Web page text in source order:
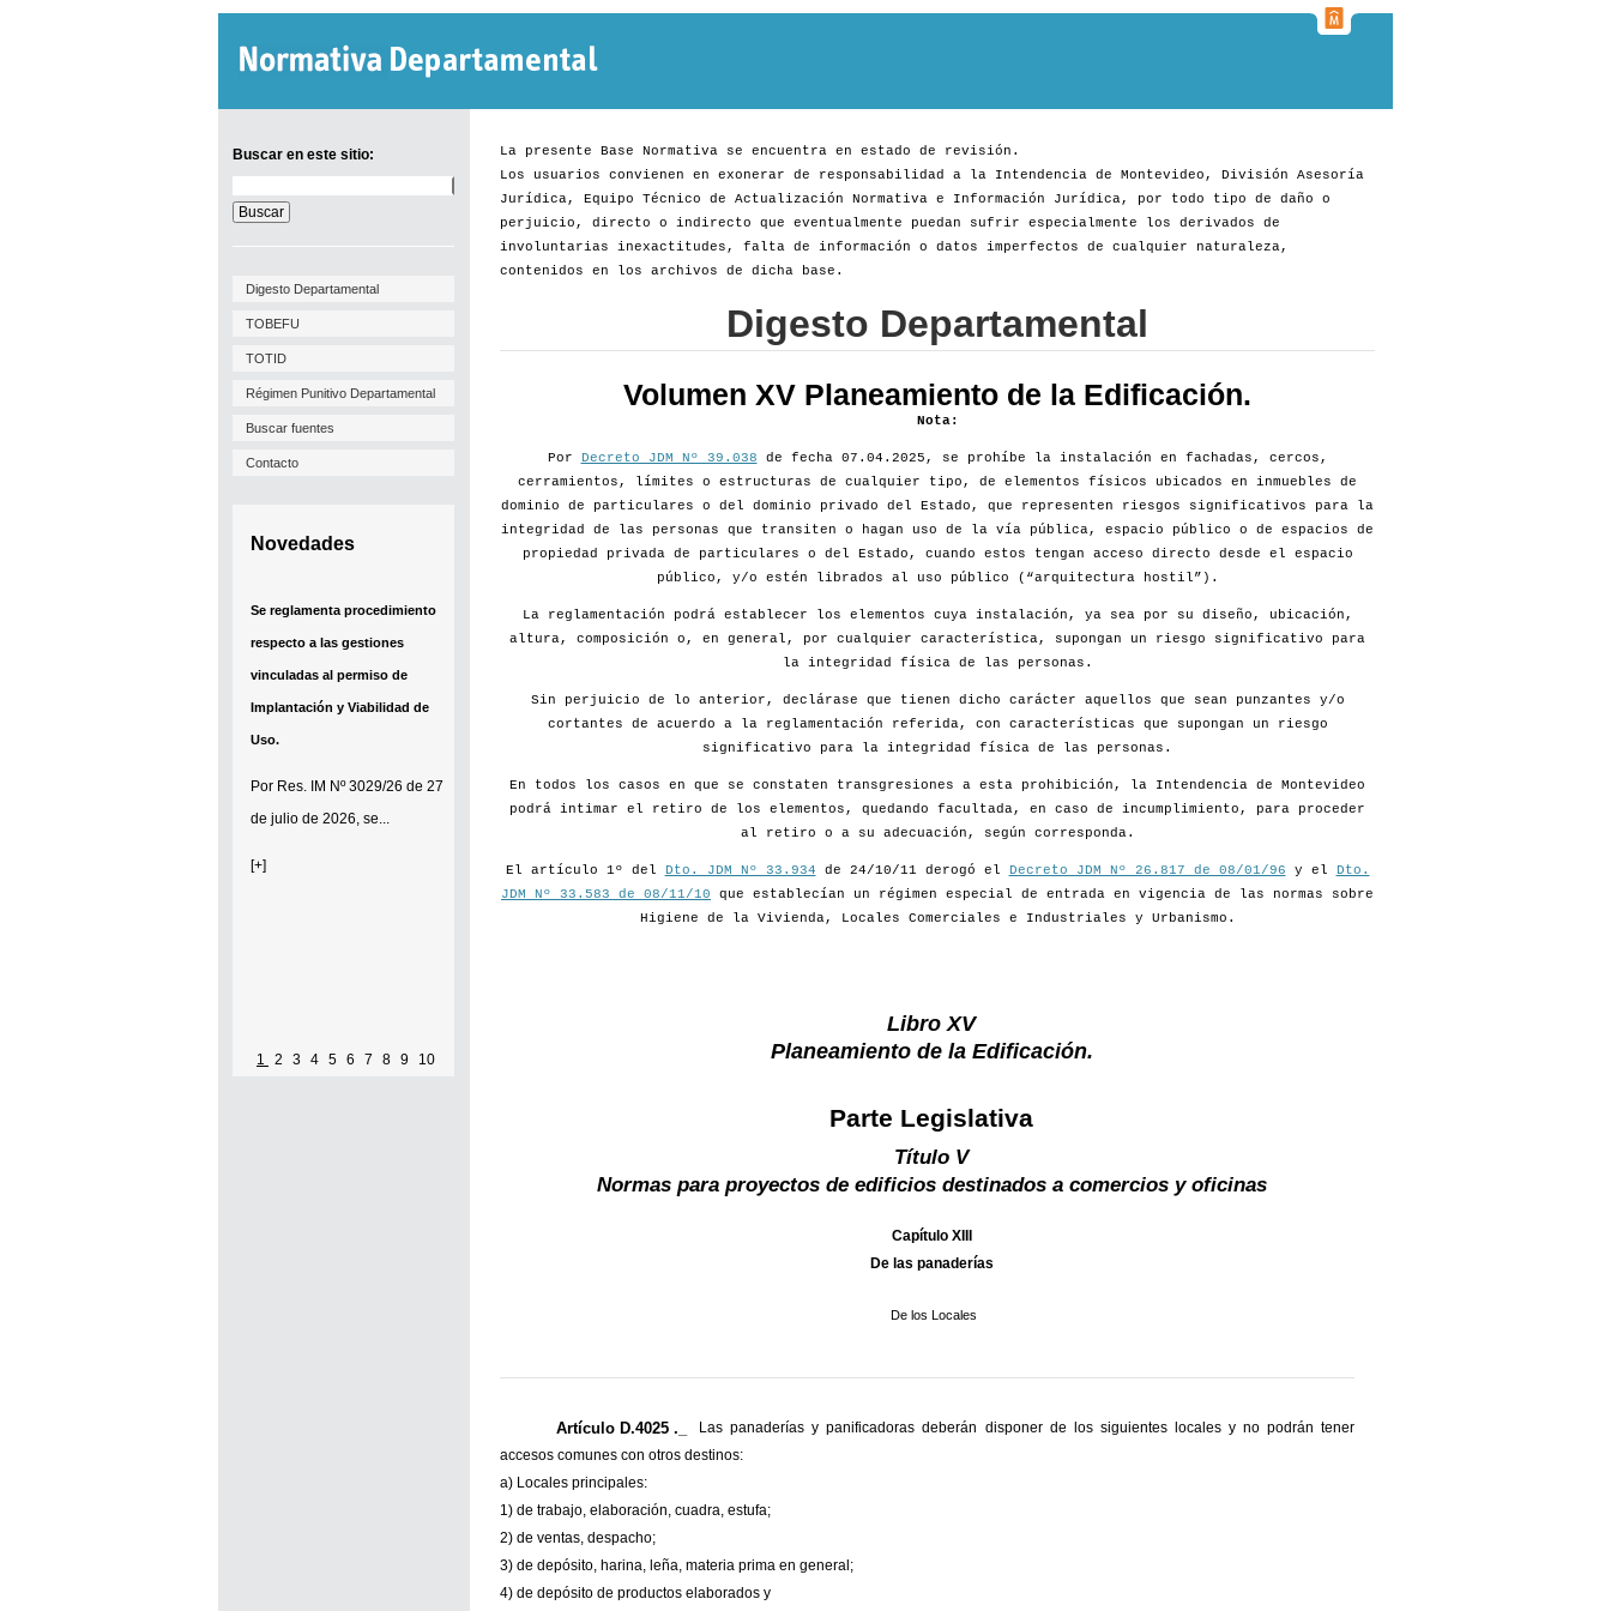
Buscar en este sitio:
en
este
sitio:
Digesto Departamental
TOBEFU
TOTID
Régimen Punitivo Departamental
Buscar fuentes
Contacto
Novedades
Se reglamenta procedimiento
respecto a las gestiones
vinculadas al permiso de
Implantación y Viabilidad de
Uso.
Por Res. IM Nº 3029/26 de 27
de julio de 2026, se...
[+]
1 2 3 4 5 6 7 8 9 10
La presente Base Normativa se encuentra en estado de revisión.
Los usuarios convienen en exonerar de responsabilidad a la Intendencia de Montevideo, División Asesoría
Jurídica, Equipo Técnico de Actualización Normativa e Información Jurídica, por todo tipo de daño o
perjuicio, directo o indirecto que eventualmente puedan sufrir especialmente los derivados de
involuntarias inexactitudes, falta de información o datos imperfectos de cualquier naturaleza,
contenidos en los archivos de dicha base.
Digesto Departamental
Volumen XV Planeamiento de la Edificación.
Nota:
Por Decreto JDM Nº 39.038 de fecha 07.04.2025, se prohíbe la instalación en fachadas, cercos,
cerramientos, límites o estructuras de cualquier tipo, de elementos físicos ubicados en inmuebles de
dominio de particulares o del dominio privado del Estado, que representen riesgos significativos para la
integridad de las personas que transiten o hagan uso de la vía pública, espacio público o de espacios de
propiedad privada de particulares o del Estado, cuando estos tengan acceso directo desde el espacio
público, y/o estén librados al uso público (“arquitectura hostil”).
La reglamentación podrá establecer los elementos cuya instalación, ya sea por su diseño, ubicación,
altura, composición o, en general, por cualquier característica, supongan un riesgo significativo para
la integridad física de las personas.
Sin perjuicio de lo anterior, declárase que tienen dicho carácter aquellos que sean punzantes y/o
cortantes de acuerdo a la reglamentación referida, con características que supongan un riesgo
significativo para la integridad física de las personas.
En todos los casos en que se constaten transgresiones a esta prohibición, la Intendencia de Montevideo
podrá intimar el retiro de los elementos, quedando facultada, en caso de incumplimiento, para proceder
al retiro o a su adecuación, según corresponda.
El artículo 1º del Dto. JDM Nº 33.934 de 24/10/11 derogó el Decreto JDM Nº 26.817 de 08/01/96 y el Dto.
JDM Nº 33.583 de 08/11/10 que establecían un régimen especial de entrada en vigencia de las normas sobre
Higiene de la Vivienda, Locales Comerciales e Industriales y Urbanismo.
Libro XV
Planeamiento de la Edificación.
Parte Legislativa
Título V
Normas para proyectos de edificios destinados a comercios y oficinas
Capítulo XIII
De las panaderías
De los Locales
Artículo D.4025 ._
Las panaderías y panificadoras deberán disponer de los siguientes locales y no podrán tener
accesos comunes con otros destinos:
a) Locales principales:
1) de trabajo, elaboración, cuadra, estufa;
2) de ventas, despacho;
3) de depósito, harina, leña, materia prima en general;
4) de depósito de productos elaborados y